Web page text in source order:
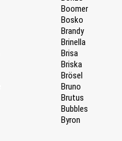
Boomer
Bosko
Brandy
Brinella
Brisa
Briska
Brösel
Bruno
Brutus
Bubbles
Byron